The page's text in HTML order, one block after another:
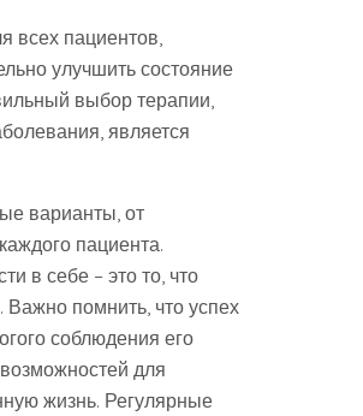
всех пациентов,
улучшить состояние
выбор терапии,
является
варианты, от
пациента.
в себе – это то, что
помнить, что успех
соблюдения его
для
жизнь. Регулярные